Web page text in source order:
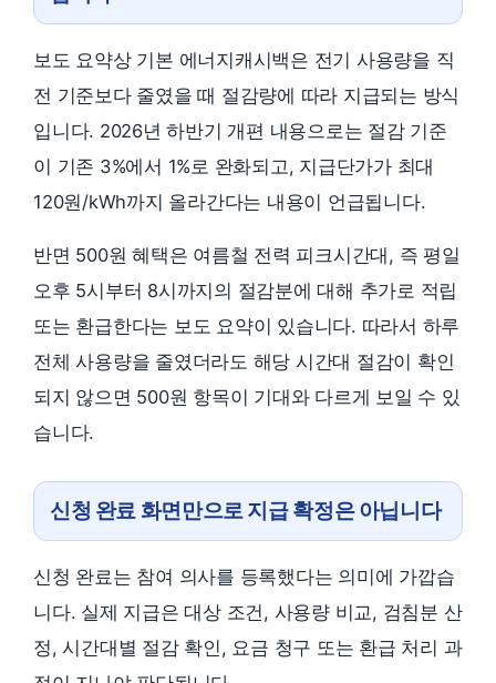
보도 요약상 기본 에너지캐시백은 전기 사용량을 직
전 기준보다 줄였을 때 절감량에 따라 지급되는 방식
입니다. 2026년 하반기 개편 내용으로는 절감 기준
이 기존 3%에서 1%로 완화되고, 지급단가가 최대
120원/kWh까지 올라간다는 내용이 언급됩니다.
반면 500원 혜택은 여름철 전력 피크시간대, 즉 평일
오후 5시부터 8시까지의 절감분에 대해 추가로 적립
또는 환급한다는 보도 요약이 있습니다. 따라서 하루
전체 사용량을 줄였더라도 해당 시간대 절감이 확인
되지 않으면 500원 항목이 기대와 다르게 보일 수 있
습니다.
신청 완료 화면만으로 지급 확정은 아닙니다
신청 완료는 참여 의사를 등록했다는 의미에 가깝습
니다. 실제 지급은 대상 조건, 사용량 비교, 검침분 산
정, 시간대별 절감 확인, 요금 청구 또는 환급 처리 과